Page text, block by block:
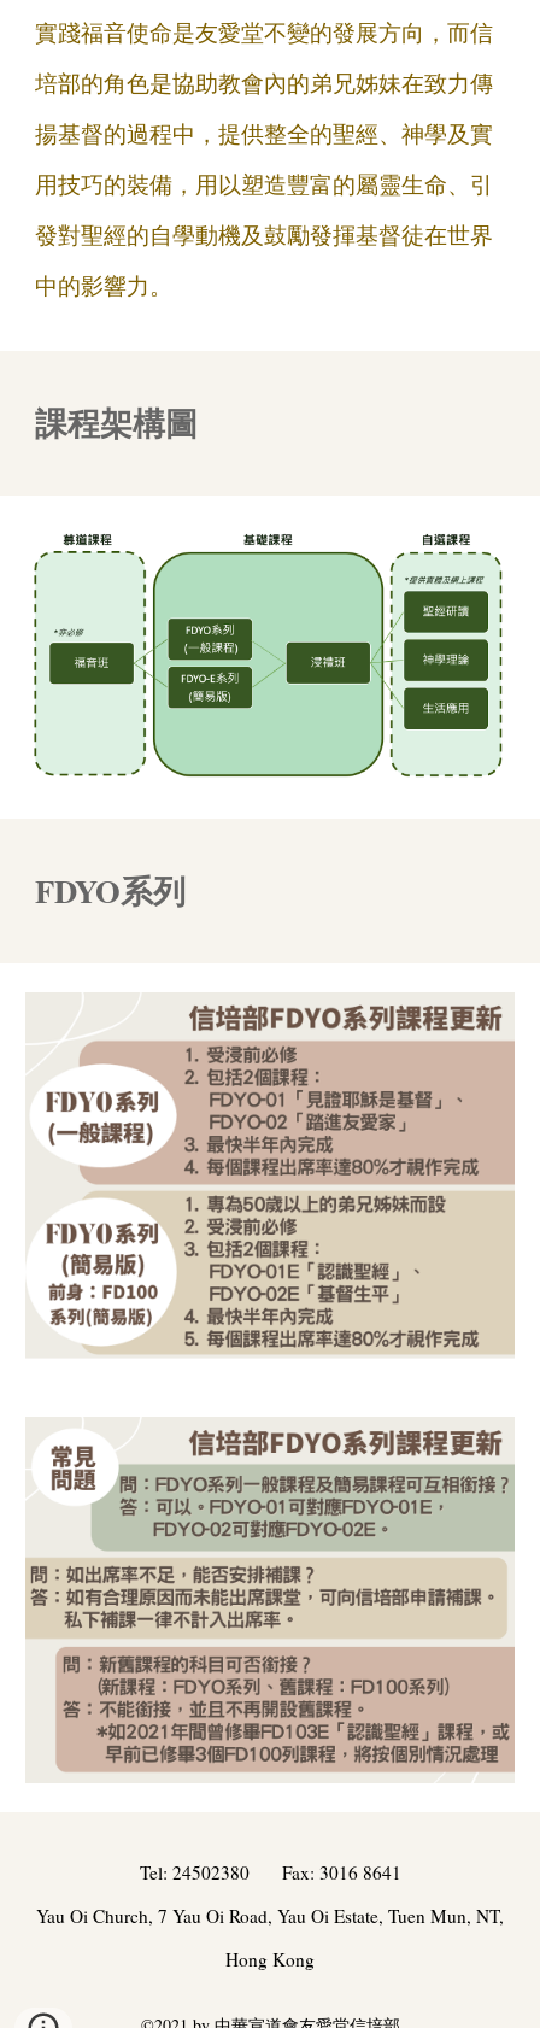
實踐福音使命是友愛堂不變的發展方向，而信
培部的角色是協助教會內的弟兄姊妹在致力傳
揚基督的過程中，提供整全的聖經、神學及實
用技巧的裝備，用以塑造豐富的屬靈生命、引
發對聖經的自學動機及鼓勵發揮基督徒在世界
中的影響力。
課程架構圖
FDYO系列
Tel: 24502380Fax: 3016 8641
Yau Oi Church, 7 Yau Oi Road, Yau Oi Estate, Tuen Mun, NT,
Hong Kong